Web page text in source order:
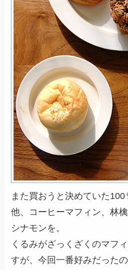
また買おうと決めていた
他、コーヒーマフィン、林
シナモンを。
くるみがざっくざくのマフ
すが、今回一番好みだったの